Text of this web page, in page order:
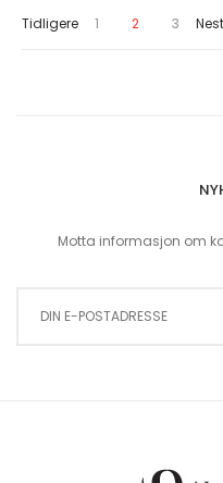
Page
Tidligere Page
1 You're
2 Page
3
Motta informasjon om